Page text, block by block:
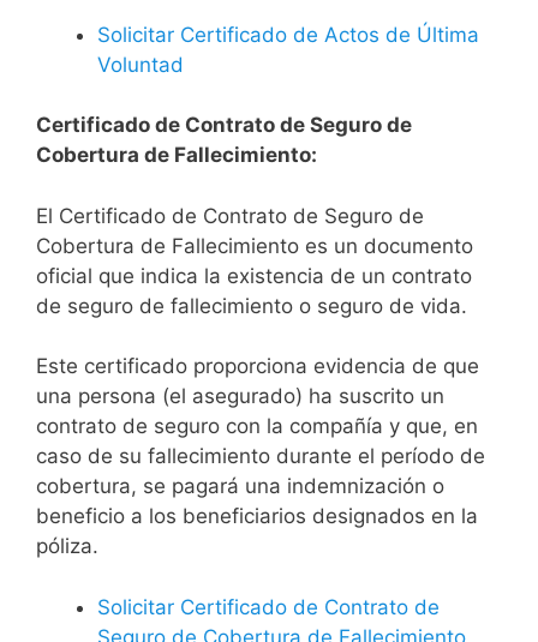
Solicitar Certificado de Actos de Última
Voluntad
Certificado de Contrato de Seguro de
Cobertura de Fallecimiento:
El Certificado de Contrato de Seguro de
Cobertura de Fallecimiento es un documento
oficial que indica la existencia de un contrato
de seguro de fallecimiento o seguro de vida.
Este certificado proporciona evidencia de que
una persona (el asegurado) ha suscrito un
contrato de seguro con la compañía y que, en
caso de su fallecimiento durante el período de
cobertura, se pagará una indemnización o
beneficio a los beneficiarios designados en la
póliza.
Solicitar Certificado de Contrato de
Seguro de Cobertura de Fallecimiento